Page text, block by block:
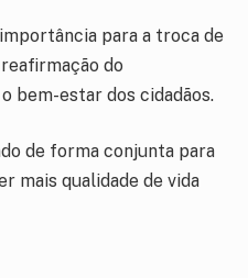
para a troca de
do
bem-estar dos cidadãos.
de forma conjunta para
mais qualidade de vida